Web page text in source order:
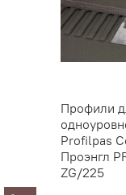
Профили
Profilpas
Проэнгл
ZG/225